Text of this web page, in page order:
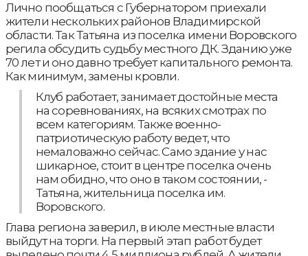
Лично пообщаться с Губернатором приехали
жители нескольких районов Владимирской
области. Так Татьяна из поселка имени Воровского
регила обсудить судьбу местного ДК. Зданию уже
70 лет и оно давно требует капитального ремонта.
Как минимум, замены кровли.
Клуб работает, занимает достойные места
на соревнованиях, на всяких смотрах по
всем категориям. Также военно-
патриотическую работу ведет, что
немаловажно сейчас. Само здание у нас
шикарное, стоит в центре поселка очень
нам обидно, что оно в таком состоянии, -
Татьяна, жительница поселка им.
Воровского.
Глава региона заверил, в июле местные власти
выйдут на торги. На первый этап работ будет